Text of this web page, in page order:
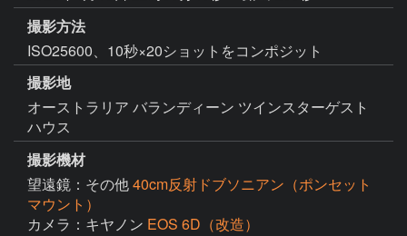
撮影方法
ISO25600、10秒×20ショットをコンポジット
撮影地
オーストラリア バランディーン ツインスターゲスト
ハウス
撮影機材
望遠鏡：その他40cm反射ドブソニアン（ポンセット
マウント）
カメラ：キヤノン EOS 6D（改造）